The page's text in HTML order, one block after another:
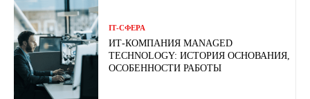
ІТ-СФЕРА
ИТ-КОМПАНИЯ MANAGED
TECHNOLOGY: ИСТОРИЯ ОСНОВАНИЯ,
ОСОБЕННОСТИ РАБОТЫ